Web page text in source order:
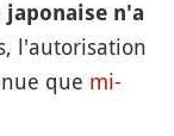
japonaise n'a
l'autorisation
que mi-